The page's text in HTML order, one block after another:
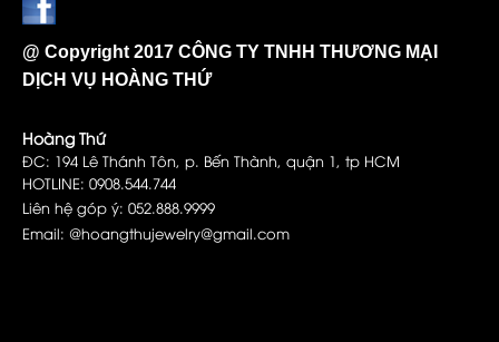
@ Copyright 2017 CÔNG TY TNHH THƯƠNG MẠI
DỊCH VỤ HOÀNG THỨ
Hoàng Thứ
ĐC: 194 Lê Thánh Tôn, p. Bến Thành, quận 1, tp HCM
HOTLINE: 0908.544.744
Liên hệ góp ý: 052.888.9999
Email: @hoangthujewelry@gmail.com